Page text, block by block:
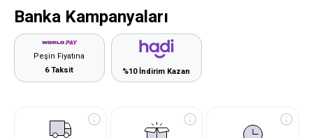
Banka Kampanyaları
Peşin Fiyatına
6 Taksit
%10 İndirim Kazan